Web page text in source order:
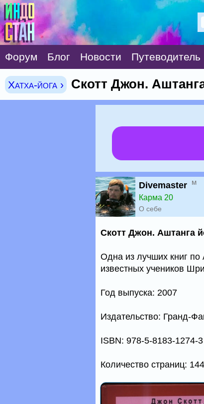
Форум Блог Новости Путеводитель
Хатха-йога › Скотт Джон.
Divemaster м
Карма 20
О себе
Скотт Джон. Аштанга
Одна из лучших книг по
известных учеников
Год выпуска: 2007
Издательство: Гранд-
ISBN: 978-5-8183-1274-3
Количество страниц: 144